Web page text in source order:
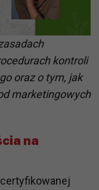
kontroli
oraz o tym, jak
marketingowych
na